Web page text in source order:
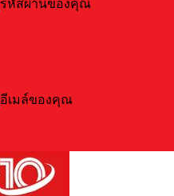
รหัสผ่านของคุณ
อีเมล์ของคุณ